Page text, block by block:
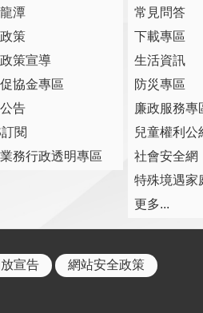
潭
策
策宣導
協金專區
告
閱
務行政透明專區
常見問答
下載專區
生活資訊
防災專區
廉政服務專
兒童權利公
社會安全網
特殊境遇家
更多...
宣告 網站安全政策